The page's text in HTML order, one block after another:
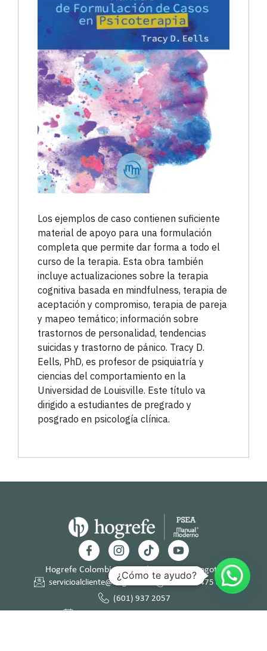
Los ejemplos de caso contienen suficiente
material de apoyo para una formulación
completa que permite dar forma a todo el
curso de la terapia. Esta obra también
incluye actualizaciones sobre la terapia
cognitiva basada en mindfulness, terapia de
aceptación y compromiso, terapia de pareja
y mapeo temático; información sobre
trastornos de personalidad, tendencias
suicidas y trastorno de pánico. Tracy D.
Eells, PhD, es profesor de psiquiatría y
ciencias del comportamiento en la
Universidad de Louisville. Este título va
dirigido a estudiantes de pregrado y
posgrado en psicología clínica.
Hogrefe Colombia Cra. 49b # 93 – 38, Bogotá
servicioalcliente@hogrefe.co
+57 321 475 8010
(601) 937 2057
¿Cómo te ayudo?